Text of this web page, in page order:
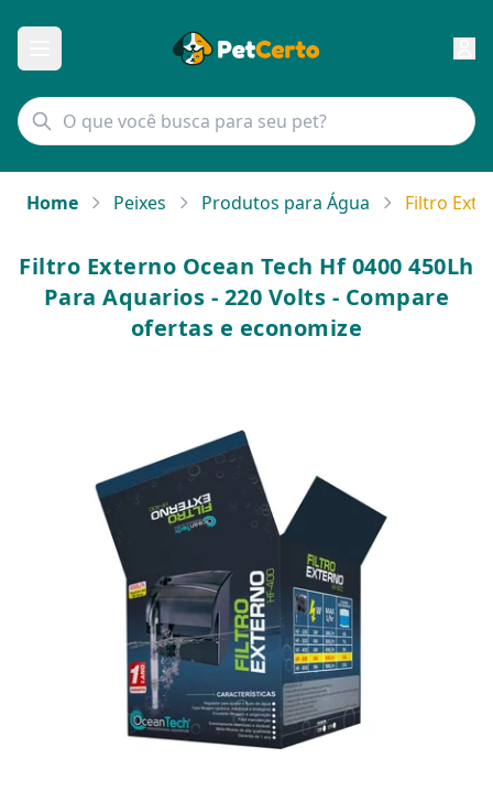
Home Peixes Produtos para Água Filtro
Filtro Externo Ocean Tech Hf 0400 450Lh
Para Aquarios - 220 Volts - Compare
ofertas e economize